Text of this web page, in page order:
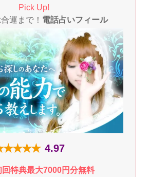
Pick Up!
運まで！ 電話占いフィール
4.97
回特典最大7000円分無料